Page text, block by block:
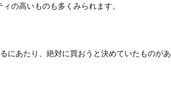
の高いものも多くみられます。
にあたり、絶対に買おうと決めていたものがあ